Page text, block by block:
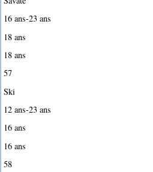
16 ans-23 ans
18 ans
18 ans
57
Ski
12 ans-23 ans
16 ans
16 ans
58